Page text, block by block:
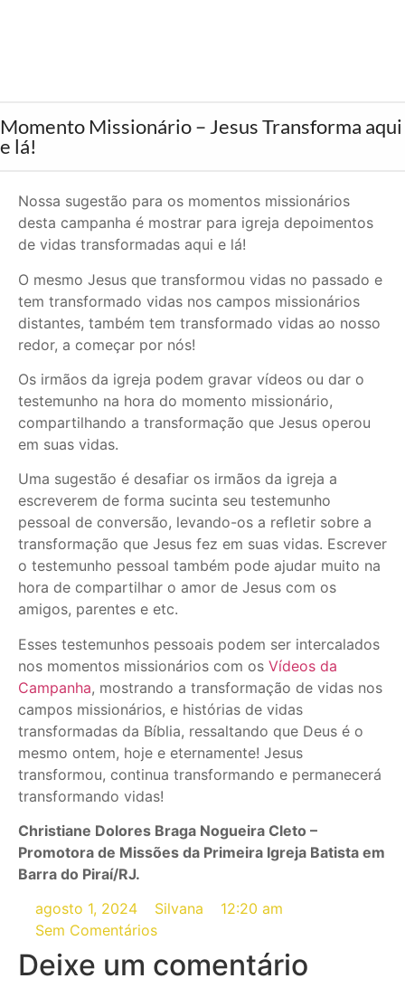
Momento Missionário – Jesus Transforma aqui
e lá!
Nossa sugestão para os momentos missionários
desta campanha é mostrar para igreja depoimentos
de vidas transformadas aqui e lá!
O mesmo Jesus que transformou vidas no passado e
tem transformado vidas nos campos missionários
distantes, também tem transformado vidas ao nosso
redor, a começar por nós!
Os irmãos da igreja podem gravar vídeos ou dar o
testemunho na hora do momento missionário,
compartilhando a transformação que Jesus operou
em suas vidas.
Uma sugestão é desafiar os irmãos da igreja a
escreverem de forma sucinta seu testemunho
pessoal de conversão, levando-os a refletir sobre a
transformação que Jesus fez em suas vidas. Escrever
o testemunho pessoal também pode ajudar muito na
hora de compartilhar o amor de Jesus com os
amigos, parentes e etc.
Esses testemunhos pessoais podem ser intercalados
nos momentos missionários com os Vídeos da
Campanha, mostrando a transformação de vidas nos
campos missionários, e histórias de vidas
transformadas da Bíblia, ressaltando que Deus é o
mesmo ontem, hoje e eternamente! Jesus
transformou, continua transformando e permanecerá
transformando vidas!
Christiane Dolores Braga Nogueira Cleto –
Promotora de Missões da Primeira Igreja Batista em
Barra do Piraí/RJ.
agosto 1, 2024
Silvana
12:20 am
Sem Comentários
Deixe um comentário